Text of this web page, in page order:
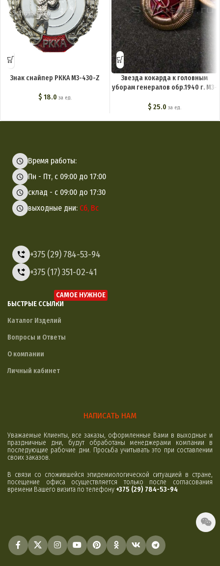
Знак снайпер РККА M3-430-Z
$ 18.0 за ед.
Звезда кокарда к головным
уборам генералов обр.1940 г. M3-
$ 25.0 за ед.
Время работы:
Пн - Пт, с 09:00 до 17:00
склад - с 09:00 до 17:30
выходные дни: Сб, Вс
+375 (29) 784-53-94
+375 (17) 351-02-41
БЫСТРЫЕ ССЫЛКИ
САМОЕ НУЖНОЕ
Каталог Изделий
Вопросы и Ответы
О компании
Личный кабинет
НАПИСАТЬ НАМ
Уважаемые Клиенты, все заказы, оформленные Вами в выходные и
праздничные дни, будут обработаны менеджерами компании в
последующие рабочие дни. Просьба учитывать это при составлении
своих заказов.
В связи со сложившейся эпидемиологической ситуацией в стране,
посещение офиса осуществляется только после согласования
времени Вашего визита по телефону +375 (29) 784-53-94